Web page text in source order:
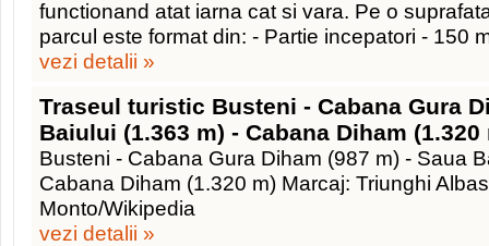
functionand atat iarna cat si vara. Pe o
parcul este format din: - Partie incepatori - 150
vezi detalii »
Traseul turistic Busteni - Cabana Gura
Baiului (1.363 m) - Cabana Diham (1.320
Busteni - Cabana Gura Diham (987 m) - Saua
Cabana Diham (1.320 m) Marcaj: Triunghi
Monto/Wikipedia
vezi detalii »